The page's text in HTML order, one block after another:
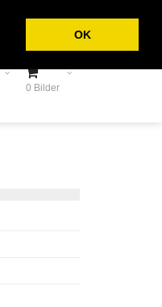
OK
Kontakt
0 Bilder